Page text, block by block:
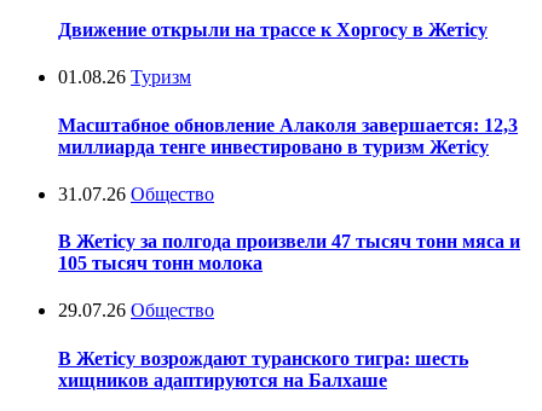
Движение открыли на трассе к Хоргосу в Жетісу
01.08.26 Туризм
Масштабное обновление Алаколя завершается: 12,3
миллиарда тенге инвестировано в туризм Жетісу
31.07.26 Общество
В Жетісу за полгода произвели 47 тысяч тонн мяса и
105 тысяч тонн молока
29.07.26 Общество
В Жетісу возрождают туранского тигра: шесть
хищников адаптируются на Балхаше